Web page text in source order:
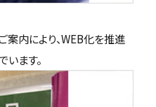
案内により、WEB化を推進
います。